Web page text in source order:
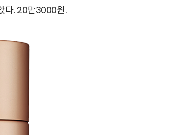
다. 20만3000원.